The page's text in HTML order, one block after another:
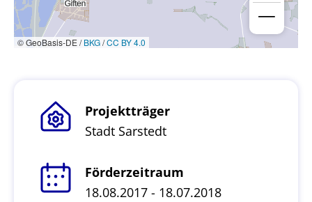
© GeoBasis-DE /BKG/CC BY 4.0
Projektträger
Stadt Sarstedt
Förderzeitraum
18.08.2017 - 18.07.2018